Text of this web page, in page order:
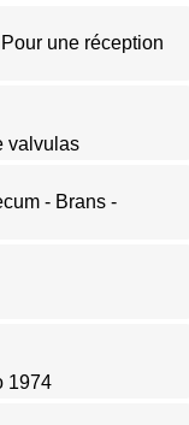
une réception
valvulas
- Brans -
1974